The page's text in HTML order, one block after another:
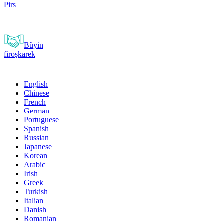
Pirs
Bûyin
firoşkarek
English
Chinese
French
German
Portuguese
Spanish
Russian
Japanese
Korean
Arabic
Irish
Greek
Turkish
Italian
Danish
Romanian